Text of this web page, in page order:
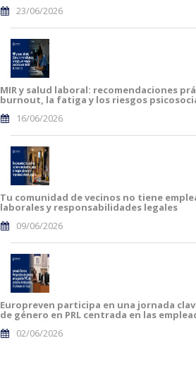
23/06/2026
MIR y salud laboral: recomendaciones
burnout, la fatiga y los riesgos
16/06/2026
Tu comunidad de vecinos no tiene
laborales y responsabilidades legales
09/06/2026
Europreven participa en una jornada
de género en PRL centrada en las
02/06/2026